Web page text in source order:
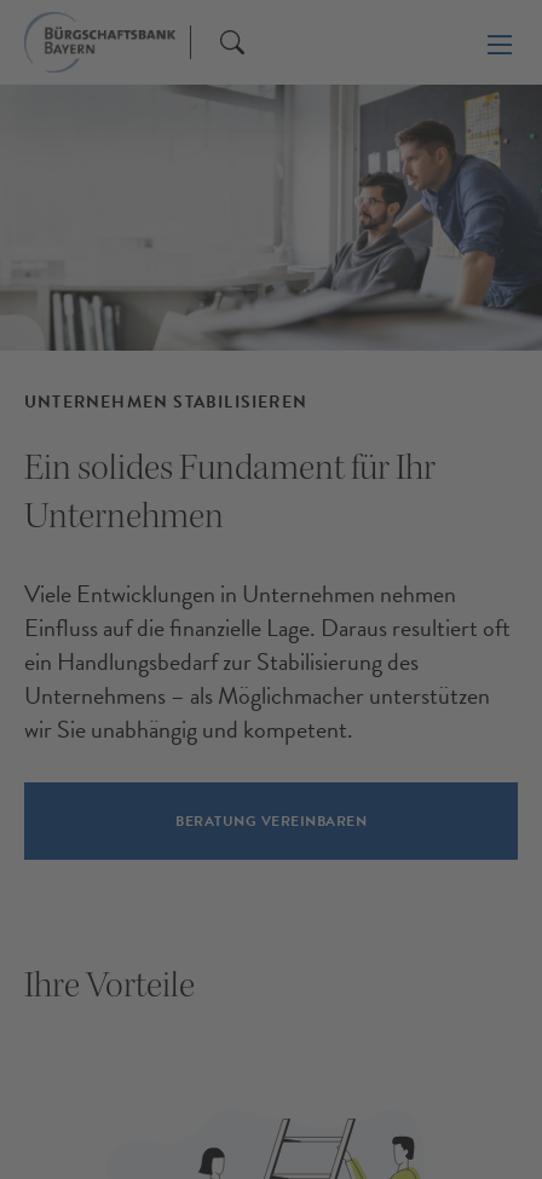
UNTERNEHMEN STABILISIEREN
Ein solides Fundament für Ihr
Unternehmen
Viele Entwicklungen in Unternehmen nehmen
Einfluss auf die finanzielle Lage. Daraus resultiert oft
ein Handlungsbedarf zur Stabilisierung des
Unternehmens – als Möglichmacher unterstützen
wir Sie unabhängig und kompetent.
BERATUNG VEREINBAREN
Ihre Vorteile